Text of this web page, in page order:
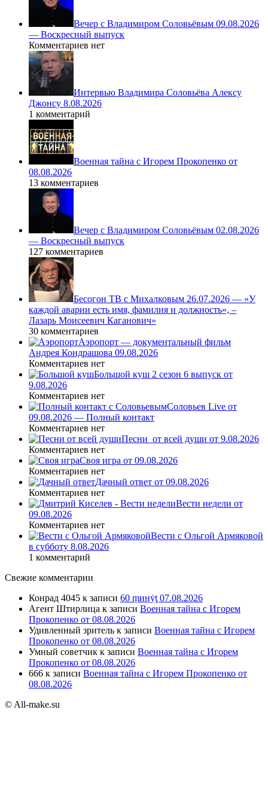
Вечер с Владимиром Соловьёвым 09.08.2026
— Воскресный выпуск
Комментариев нет
Интервью Владимира Соловьёва Алексу
Джонсу 8.08.2026
1 комментарий
Военная тайна с Игорем Прокопенко от
08.08.2026
13 комментариев
Вечер с Владимиром Соловьёвым 02.08.2026
— Воскресный выпуск
127 комментариев
Бесогон ТВ с Михалковым 26.07.2026 — «У
каждой аварии есть имя, фамилия и должность», –
Лазарь Моисеевич Каганович»
30 комментариев
Аэропорт — документальный фильм
Андрея Кондрашова 09.08.2026
Комментариев нет
Большой куш 2 сезон 6 выпуск от
9.08.2026
Комментариев нет
Соловьев Live от
09.08.2026 — Полный контакт
Комментариев нет
Песни_от всей души от 9.08.2026
Комментариев нет
Своя игра от 09.08.2026
Комментариев нет
Дачный ответ от 09.08.2026
Комментариев нет
Вести недели от
09.08.2026
Комментариев нет
Вести с Ольгой Армяковой
в субботу 8.08.2026
1 комментарий
Свежие комментарии
Конрад 4045 к записи 60 ṃинẏƫ 07.08.2026
Агент Штирлица к записи Военная тайна с Игорем
Прокопенко от 08.08.2026
Удивленный зритель к записи Военная тайна с Игорем
Прокопенко от 08.08.2026
Умный советчик к записи Военная тайна с Игорем
Прокопенко от 08.08.2026
666 к записи Военная тайна с Игорем Прокопенко от
08.08.2026
© All-make.su